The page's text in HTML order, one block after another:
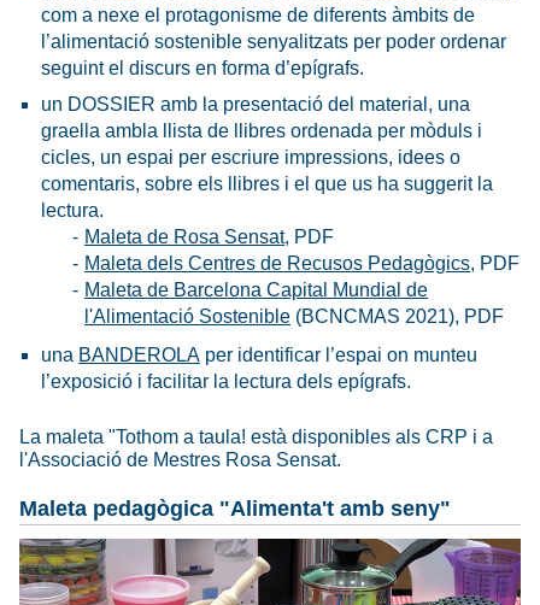
com a nexe el protagonisme de diferents àmbits de
l’alimentació sostenible senyalitzats per poder ordenar
seguint el discurs en forma d’epígrafs.
un DOSSIER amb la presentació del material, una
graella ambla llista de llibres ordenada per mòduls i
cicles, un espai per escriure impressions, idees o
comentaris, sobre els llibres i el que us ha suggerit la
lectura.
Maleta de Rosa Sensat, PDF
Maleta dels Centres de Recusos Pedagògics, PDF
Maleta de Barcelona Capital Mundial de
l'Alimentació Sostenible (BCNCMAS 2021), PDF
una BANDEROLA per identificar l’espai on munteu
l’exposició i facilitar la lectura dels epígrafs.
La maleta "Tothom a taula! està disponibles als CRP i a
l'Associació de Mestres Rosa Sensat.
Maleta pedagògica "Alimenta't amb seny"